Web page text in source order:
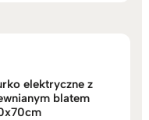
elektryczne z
blatem